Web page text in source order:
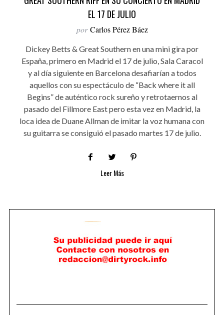
EL 17 DE JULIO
por Carlos Pérez Báez
Dickey Betts & Great Southern en una mini gira por
España, primero en Madrid el 17 de julio, Sala Caracol
y al día siguiente en Barcelona desafiarían a todos
aquellos con su espectáculo de “Back where it all
Begins” de auténtico rock sureño y retrotaernos al
pasado del Fillmore East pero esta vez en Madrid, la
loca idea de Duane Allman de imitar la voz humana con
su guitarra se consiguió el pasado martes 17 de julio.
Leer Más